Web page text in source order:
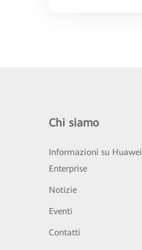
Chi siamo
Informazioni su Huawei
Enterprise
Notizie
Eventi
Contatti